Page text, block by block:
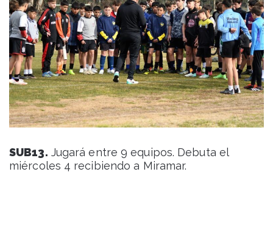
SUB13. Jugará entre 9 equipos. Debuta el
miércoles 4 recibiendo a Miramar.